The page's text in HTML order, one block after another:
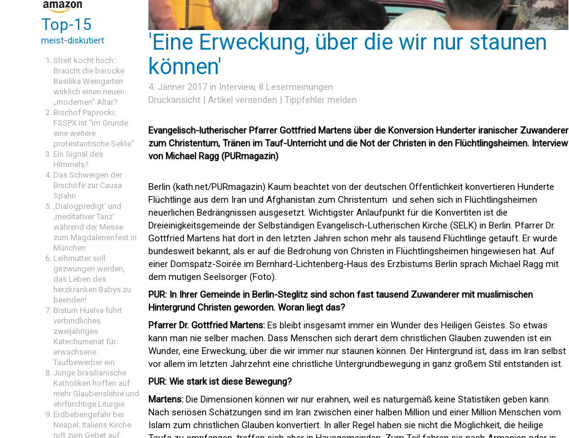
Top-15
meist-diskutiert
Streit kocht hoch:
Braucht die barocke
Basilika Weingarten
wirklich einen neuen
„modernen“ Altar?
Bischof Paprocki:
FSSPX ist "im Grunde
eine weitere
protestantische Sekte"
Ein Signal des
Himmels?
Das Schweigen der
Bischöfe zur Causa
Spahn
‚Dialogpredigt‘ und
‚meditativer Tanz’
während der Messe
zum Magdalenenfest in
München
Leihmutter soll
gezwungen werden,
das Leben des
herzkranken Babys zu
beenden!
Bistum Huelva führt
verbindliches
zweijähriges
Katechumenat für
erwachsene
Taufbewerber ein
Junge brasilianische
Katholiken hoffen auf
mehr Glaubenslehre und
ehrfürchtige Liturgie
Erdbebengefahr bei
Neapel: Italiens Kirche
ruft zum Gebet auf
'Eine Erweckung, über die wir nur staunen
können'
4. Jänner 2017 in Interview, 8 Lesermeinungen
Druckansicht | Artikel versenden | Tippfehler melden
Evangelisch-lutherischer Pfarrer Gottfried Martens über die Konversion Hunderter iranischer Zuwanderer
zum Christentum, Tränen im Tauf-Unterricht und die Not der Christen in den Flüchtlingsheimen. Interview
von Michael Ragg (PURmagazin)
Berlin (kath.net/PURmagazin) Kaum beachtet von der deutschen Öffentlichkeit konvertieren Hunderte
Flüchtlinge aus dem Iran und Afghanistan zum Christentum  und sehen sich in Flüchtlingsheimen
neuerlichen Bedrängnissen ausgesetzt. Wichtigster Anlaufpunkt für die Konvertiten ist die
Dreieinigkeitsgemeinde der Selbständigen Evangelisch-Lutherischen Kirche (SELK) in Berlin. Pfarrer Dr.
Gottfried Martens hat dort in den letzten Jahren schon mehr als tausend Flüchtlinge getauft. Er wurde
bundesweit bekannt, als er auf die Bedrohung von Christen in Flüchtlingsheimen hingewiesen hat. Auf
einer Domspatz-Soirée im Bernhard-Lichtenberg-Haus des Erzbistums Berlin sprach Michael Ragg mit
dem mutigen Seelsorger (Foto).
PUR: In Ihrer Gemeinde in Berlin-Steglitz sind schon fast tausend Zuwanderer mit muslimischen
Hintergrund Christen geworden. Woran liegt das?
Pfarrer Dr. Gottfried Martens: Es bleibt insgesamt immer ein Wunder des Heiligen Geistes. So etwas
kann man nie selber machen. Dass Menschen sich derart dem christlichen Glauben zuwenden ist ein
Wunder, eine Erweckung, über die wir immer nur staunen können. Der Hintergrund ist, dass im Iran selbst
vor allem im letzten Jahrzehnt eine christliche Untergrundbewegung in ganz großem Stil entstanden ist.
PUR: Wie stark ist diese Bewegung?
Martens: Die Dimensionen können wir nur erahnen, weil es naturgemäß keine Statistiken geben kann.
Nach seriösen Schätzungen sind im Iran zwischen einer halben Million und einer Million Menschen vom
Islam zum christlichen Glauben konvertiert. In aller Regel haben sie nicht die Möglichkeit, die heilige